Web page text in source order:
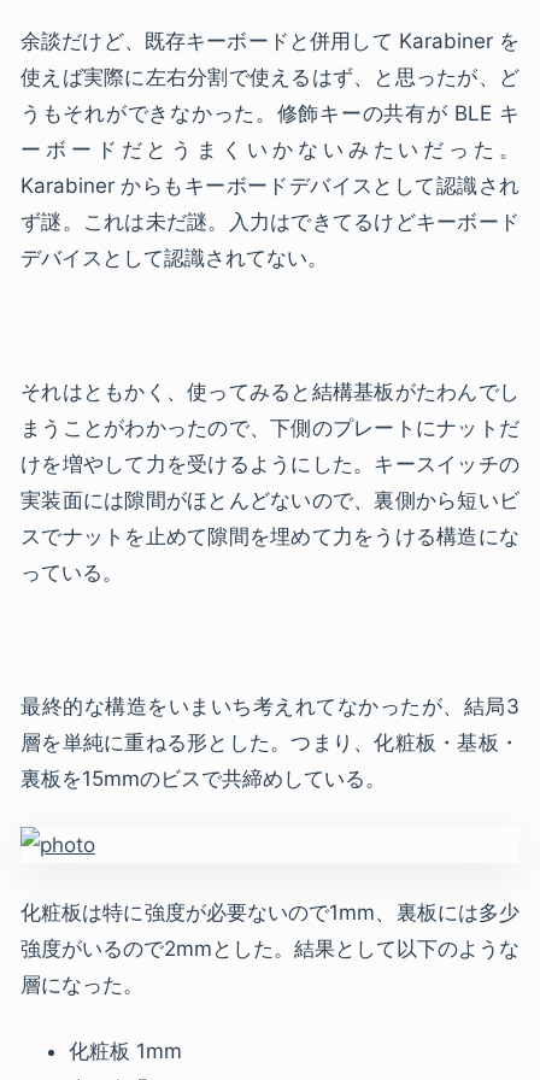
余談だけど、既存キーボードと併用して Karabiner を
使えば実際に左右分割で使えるはず、と思ったが、ど
うもそれができなかった。修飾キーの共有が BLE キ
ーボードだとうまくいかないみたいだった。
Karabiner からもキーボードデバイスとして認識され
ず謎。これは未だ謎。入力はできてるけどキーボード
デバイスとして認識されてない。
それはともかく、使ってみると結構基板がたわんでし
まうことがわかったので、下側のプレートにナットだ
けを増やして力を受けるようにした。キースイッチの
実装面には隙間がほとんどないので、裏側から短いビ
スでナットを止めて隙間を埋めて力をうける構造にな
っている。
最終的な構造をいまいち考えれてなかったが、結局3
層を単純に重ねる形とした。つまり、化粧板・基板・
裏板を15mmのビスで共締めしている。
化粧板は特に強度が必要ないので1mm、裏板には多少
強度がいるので2mmとした。結果として以下のような
層になった。
化粧板 1mm